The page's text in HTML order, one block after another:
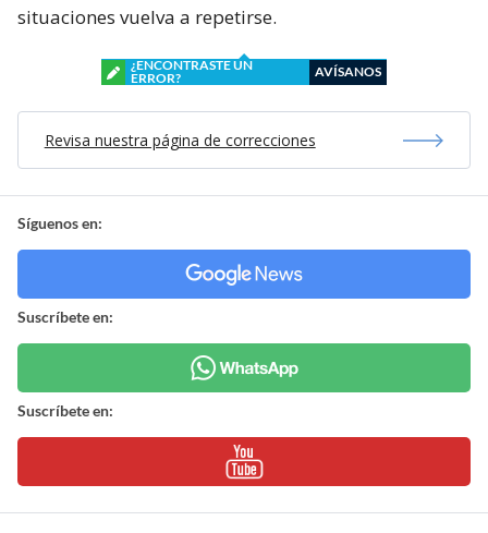
situaciones vuelva a repetirse.
¿ENCONTRASTE UN
ERROR?
AVÍSANOS
Revisa nuestra página de correcciones
Síguenos en:
Suscríbete en:
Suscríbete en: